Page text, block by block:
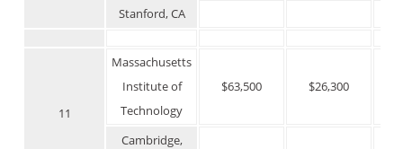
Stanford, CA
11
Massachusetts
Institute of
Technology
$63,500 $26,300
Cambridge,